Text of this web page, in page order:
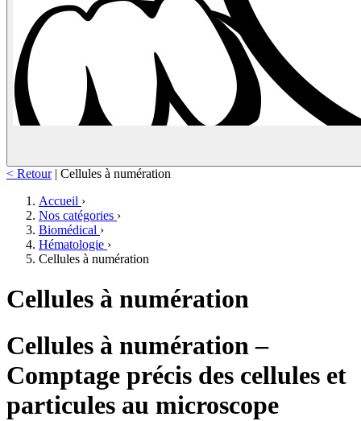
< Retour | Cellules à numération
Accueil ›
Nos catégories ›
Biomédical ›
Hématologie ›
Cellules à numération
Cellules à numération
Cellules à numération –
Comptage précis des cellules et
particules au microscope